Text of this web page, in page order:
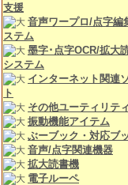
支援
音声ワープロ/点字編
ステム
墨字･点字OCR/拡大
システム
インターネット関連
ト
その他ユーティリティ
振動機能アイテム
ぶーブック・対応ブ
音声/点字関連機器
拡大読書機
電子ルーペ